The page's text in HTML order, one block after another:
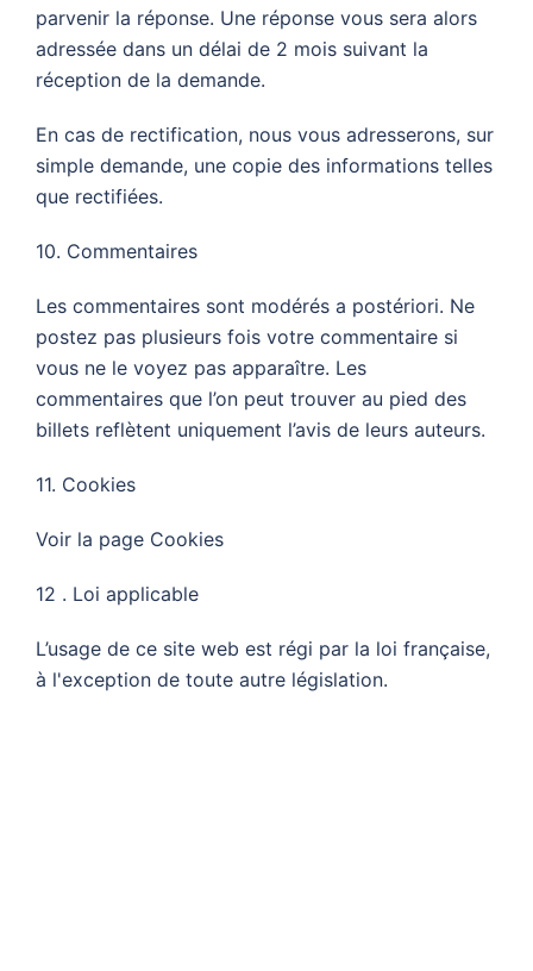
parvenir la réponse. Une réponse vous sera alors
adressée dans un délai de 2 mois suivant la
réception de la demande.
En cas de rectification, nous vous adresserons, sur
simple demande, une copie des informations telles
que rectifiées.
10. Commentaires
Les commentaires sont modérés a postériori. Ne
postez pas plusieurs fois votre commentaire si
vous ne le voyez pas apparaître. Les
commentaires que l’on peut trouver au pied des
billets reflètent uniquement l’avis de leurs auteurs.
11. Cookies
Voir la page Cookies
12 . Loi applicable
L’usage de ce site web est régi par la loi française,
à l'exception de toute autre législation.